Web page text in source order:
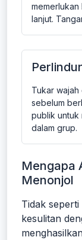
lanjut.
Tukar
sebelum
publik untuk
dalam grup.
Mengapa
Menonjol
Tidak
kesulitan